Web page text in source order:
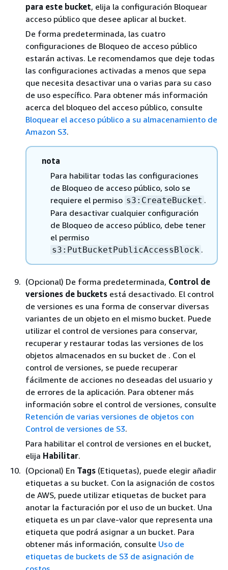
para este bucket, elija la configuración Bloquear
acceso público que desee aplicar al bucket.
De forma predeterminada, las cuatro
configuraciones de Bloqueo de acceso público
estarán activas. Le recomendamos que deje todas
las configuraciones activadas a menos que sepa
que necesita desactivar una o varias para su caso
de uso específico. Para obtener más información
acerca del bloqueo del acceso público, consulte
Bloquear el acceso público a su almacenamiento de
Amazon S3.
nota
Para habilitar todas las configuraciones
de Bloqueo de acceso público, solo se
requiere el permiso s3:CreateBucket .
Para desactivar cualquier configuración
de Bloqueo de acceso público, debe tener
el permiso
s3:PutBucketPublicAccessBlock .
(Opcional) De forma predeterminada, Control de
versiones de buckets está desactivado. El control
de versiones es una forma de conservar diversas
variantes de un objeto en el mismo bucket. Puede
utilizar el control de versiones para conservar,
recuperar y restaurar todas las versiones de los
objetos almacenados en su bucket de . Con el
control de versiones, se puede recuperar
fácilmente de acciones no deseadas del usuario y
de errores de la aplicación. Para obtener más
información sobre el control de versiones, consulte
Retención de varias versiones de objetos con
Control de versiones de S3.
Para habilitar el control de versiones en el bucket,
elija Habilitar.
(Opcional) En Tags (Etiquetas), puede elegir añadir
etiquetas a su bucket. Con la asignación de costos
de AWS, puede utilizar etiquetas de bucket para
anotar la facturación por el uso de un bucket. Una
etiqueta es un par clave-valor que representa una
etiqueta que podrá asignar a un bucket. Para
obtener más información, consulte Uso de
etiquetas de buckets de S3 de asignación de